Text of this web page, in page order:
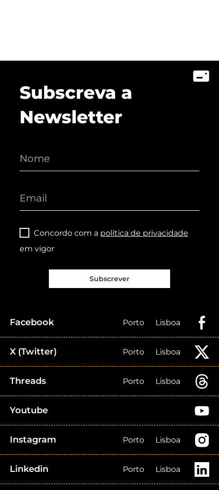
Subscreva a
Newsletter
Concordo com a política de privacidade
em vigor
Subscrever
Facebook Porto Lisboa
X (Twitter) Porto Lisboa
Threads Porto Lisboa
Youtube
Instagram Porto Lisboa
Linkedin Porto Lisboa